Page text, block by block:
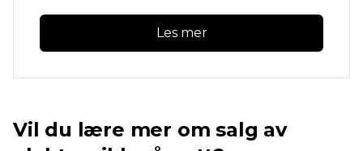
Les mer
Vil du lære mer om salg av